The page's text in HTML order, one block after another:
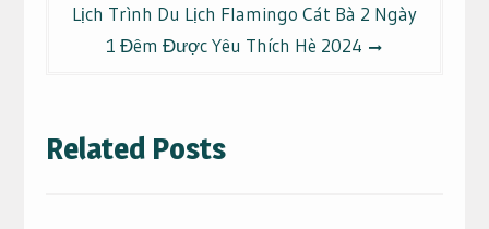
Lịch Trình Du Lịch Flamingo Cát Bà 2 Ngày
1 Đêm Được Yêu Thích Hè 2024
Related Posts